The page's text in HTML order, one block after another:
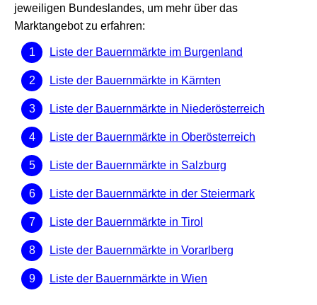
jeweiligen Bundeslandes, um mehr über das
Marktangebot zu erfahren:
Liste der Bauernmärkte im Burgenland
Liste der Bauernmärkte in Kärnten
Liste der Bauernmärkte in Niederösterreich
Liste der Bauernmärkte in Oberösterreich
Liste der Bauernmärkte in Salzburg
Liste der Bauernmärkte in der Steiermark
Liste der Bauernmärkte in Tirol
Liste der Bauernmärkte in Vorarlberg
Liste der Bauernmärkte in Wien